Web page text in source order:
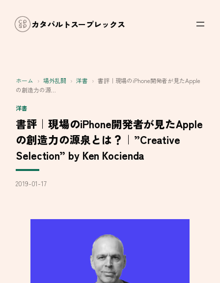
カタパルトスープレックス
ホーム › 場外乱闘 › 洋書 › 書評｜現場のiPhone開発者が見たApple
の創造力の源…
洋書
書評｜現場のiPhone開発者が見たApple
の創造力の源泉とは？｜”Creative
Selection” by Ken Kocienda
2019-01-17